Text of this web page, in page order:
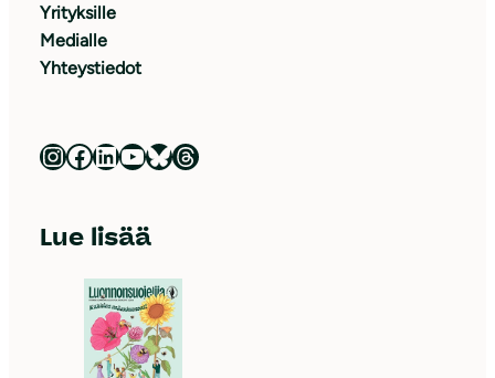
Yrityksille
Medialle
Yhteystiedot
Luonnonsuojeluliitto Instagramissa Luonnonsuojeluliitto Facebookissa Luonnonsuojeluliitto LinkedInissä Luonnonsuojeluliiton YouTube-kanava Luonnonsuojeluliitto Blueskyssa Luonnonsuojeluliitto Threadsissa
Lue lisää